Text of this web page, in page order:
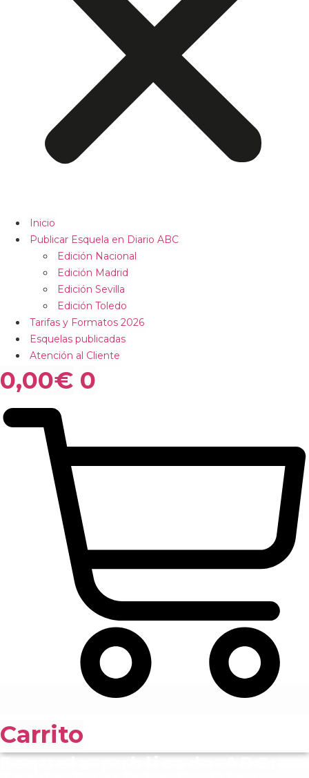
Inicio
Publicar Esquela en Diario ABC
Edición Nacional
Edición Madrid
Edición Sevilla
Edición Toledo
Tarifas y Formatos 2026
Esquelas publicadas
Atención al Cliente
0,00€ 0
Carrito